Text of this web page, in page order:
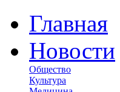
Главная
Новости
Общество
Культура